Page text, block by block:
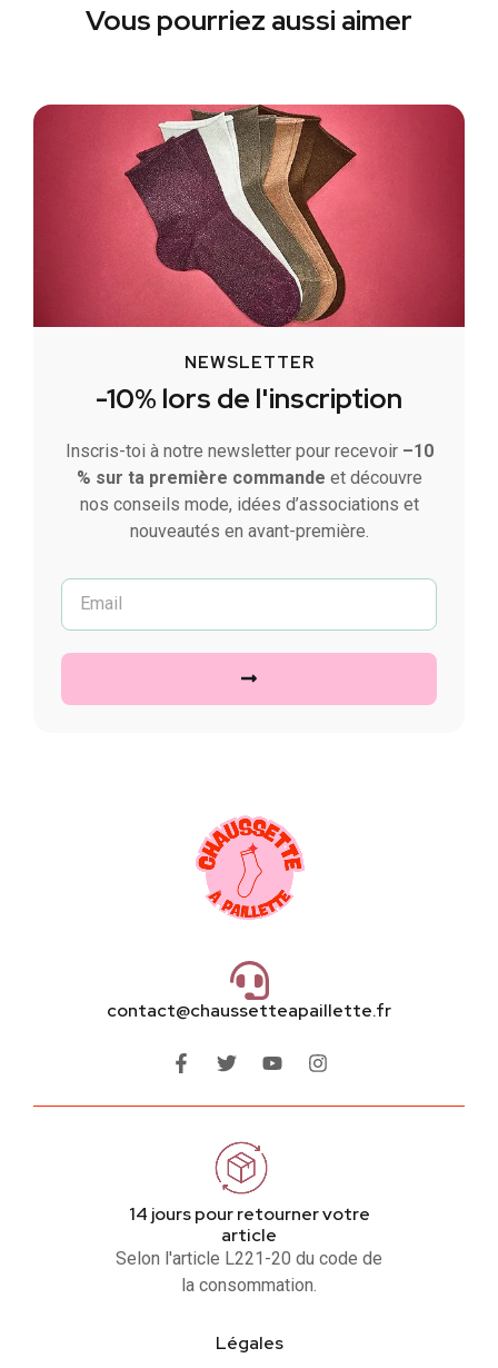
Vous pourriez aussi aimer
NEWSLETTER
-10% lors de l'inscription
Inscris-toi à notre newsletter pour recevoir –10
% sur ta première commande et découvre
nos conseils mode, idées d’associations et
nouveautés en avant-première.
contact@chaussetteapaillette.fr
14 jours pour retourner votre
article
Selon l'article L221-20 du code de
la consommation.
Légales